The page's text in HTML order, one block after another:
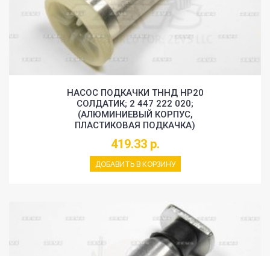
НАСОС ПОДКАЧКИ ТННД HP20
СОЛДАТИК; 2 447 222 020;
(АЛЮМИНИЕВЫЙ КОРПУС,
ПЛАСТИКОВАЯ ПОДКАЧКА)
419.33 р.
ДОБАВИТЬ В КОРЗИНУ